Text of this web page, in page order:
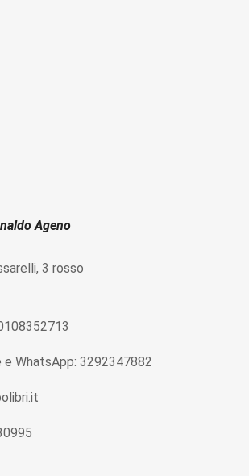
Ageno
3 rosso
WhatsApp: 3292347882